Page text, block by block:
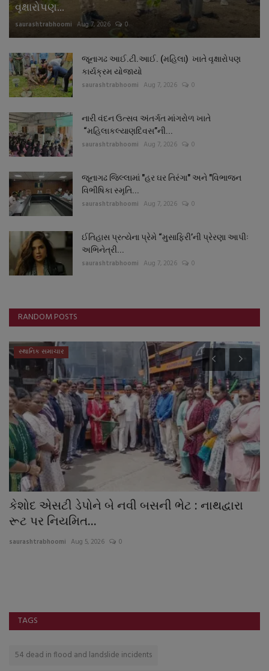
વૃક્ષારોપણ...
saurashtrabhoomi Aug 7, 2026 0
જૂનાગઢ આઈ.ટી.આઈ. (મહિલા) ખાતે વૃક્ષારોપણ
કાર્યક્રમ યોજાયો
saurashtrabhoomi Aug 7, 2026 0
નારી વંદન ઉત્સવ અંતર્ગત માંગરોળ ખાતે
“મહિલાકલ્યાણદિવસ”ની...
saurashtrabhoomi Aug 7, 2026 0
જૂનાગઢ જિલ્લામાં "હર ઘર તિરંગા" અને "વિભાજન
વિભીષિકા સ્મૃતિ...
saurashtrabhoomi Aug 7, 2026 0
ઈતિહાસ પ્રત્યેના પ્રેમે “મુસાફિરી’ની પ્રેરણા આપીઃ
અભિનેત્રી...
saurashtrabhoomi Aug 7, 2026 0
RANDOM POSTS
સ્થાનિક સમાચાર
કેશોદ એસટી ડેપોને બે નવી બસની ભેટ : નાથદ્વારા
રૂટ પર નિયમિત...
saurashtrabhoomi Aug 5, 2026 0
TAGS
54 dead in flood and landslide incidents